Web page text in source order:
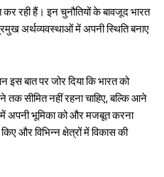
रही हैं। इन चुनौतियों के बावजूद भारत
अर्थव्यवस्थाओं में अपनी स्थिति बनाए
इस बात पर जोर दिया कि भारत को
सीमित नहीं रहना चाहिए, बल्कि आने
में अपनी भूमिका को और मजबूत करना
और विभिन्न क्षेत्रों में विकास की